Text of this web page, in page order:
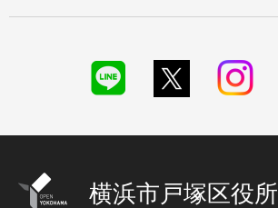
横浜市戸塚区役所